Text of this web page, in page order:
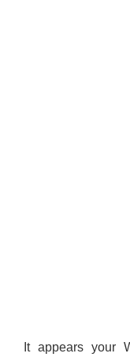
It appears your